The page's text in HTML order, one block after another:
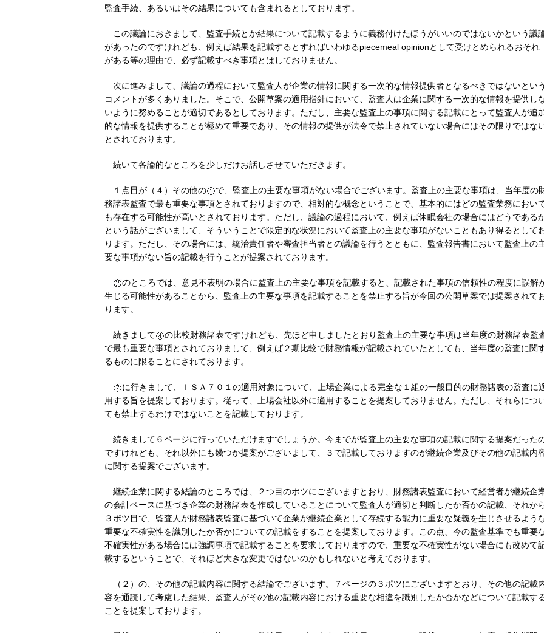
監査手続、あるいはその結果についても含まれるとしております。
この議論におきまして、監査手続とか結果について記載するように義務付けたほうがいいのではないかという議
があったのですけれども、例えば結果を記載するとすればいわゆるpiecemeal opinionとして受けとめられるおそれ
がある等の理由で、必ず記載すべき事項とはしておりません。
次に進みまして、議論の過程において監査人が企業の情報に関する一次的な情報提供者となるべきではないという
コメントが多くありました。そこで、公開草案の適用指針において、監査人は企業に関する一次的な情報を提供し
いように努めることが適切であるとしております。ただし、主要な監査上の事項に関する記載にとって監査人が追
的な情報を提供することが極めて重要であり、その情報の提供が法令で禁止されていない場合にはその限りではな
とされております。
続いて各論的なところを少しだけお話しさせていただきます。
１点目が（４）その他の
で、監査上の主要な事項がない場合でございます。監査上の主要な事項は、当年度の
務諸表監査で最も重要な事項とされておりますので、相対的な概念ということで、基本的にはどの監査業務におい
も存在する可能性が高いとされております。ただし、議論の過程において、例えば休眠会社の場合にはどうである
という話がございまして、そういうことで限定的な状況において監査上の主要な事項がないこともあり得るとして
ります。ただし、その場合には、統治責任者や審査担当者との議論を行うとともに、監査報告書において監査上の
要な事項がない旨の記載を行うことが提案されております。
のところでは、意見不表明の場合に監査上の主要な事項を記載すると、記載された事項の信頼性の程度に誤解
生じる可能性があることから、監査上の主要な事項を記載することを禁止する旨が今回の公開草案では提案されて
ります。
続きまして
の比較財務諸表ですけれども、先ほど申しましたとおり監査上の主要な事項は当年度の財務諸表監
で最も重要な事項とされておりまして、例えば２期比較で財務情報が記載されていたとしても、当年度の監査に関
るものに限ることにされております。
に行きまして、ＩＳＡ７０１の適用対象について、上場企業による完全な１組の一般目的の財務諸表の監査に
用する旨を提案しております。従って、上場会社以外に適用することを提案しておりません。ただし、それらにつ
ても禁止するわけではないことを記載しております。
続きまして６ページに行っていただけますでしょうか。今までが監査上の主要な事項の記載に関する提案だった
ですけれども、それ以外にも幾つか提案がございまして、３で記載しておりますのが継続企業及びその他の記載内
に関する提案でございます。
継続企業に関する結論のところでは、２つ目のポツにございますとおり、財務諸表監査において経営者が継続企
の会計ベースに基づき企業の財務諸表を作成していることについて監査人が適切と判断したか否かの記載、それか
３ポツ目で、監査人が財務諸表監査に基づいて企業が継続企業として存続する能力に重要な疑義を生じさせるよう
重要な不確実性を識別したか否かについての記載をすることを提案しております。この点、今の監査基準でも重要
不確実性がある場合には強調事項で記載することを要求しておりますので、重要な不確実性がない場合にも改めて
載するということで、それほど大きな変更ではないのかもしれないと考えております。
（２）の、その他の記載内容に関する結論でございます。７ページの３ポツにございますとおり、その他の記載
容を通読して考慮した結果、監査人がその他の記載内容における重要な相違を識別したか否かなどについて記載す
ことを提案しております。